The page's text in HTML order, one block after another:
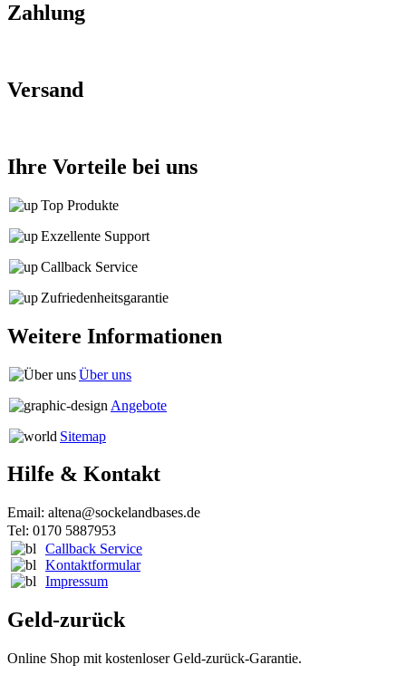
Zahlung
Versand
Ihre Vorteile bei uns
Top Produkte
Exzellente Support
Callback Service
Zufriedenheitsgarantie
Weitere Informationen
Über uns
Angebote
Sitemap
Hilfe & Kontakt
Email: altena@sockelandbases.de
Tel: 0170 5887953
Callback Service
Kontaktformular
Impressum
Geld-zurück
Online Shop mit kostenloser Geld-zurück-Garantie.